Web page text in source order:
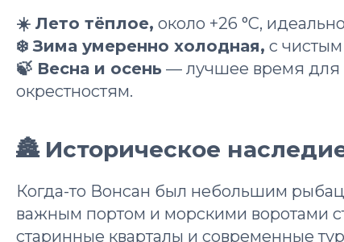
☀️ Лето тёплое, около +26 °C,
❄️ Зима умеренно холодная, с
🍃 Весна и осень — лучшее время для
окрестностям.
🏯 Историческое
Когда-то Вонсан был небольшим
важным портом и морскими воротами
старинные кварталы и современные